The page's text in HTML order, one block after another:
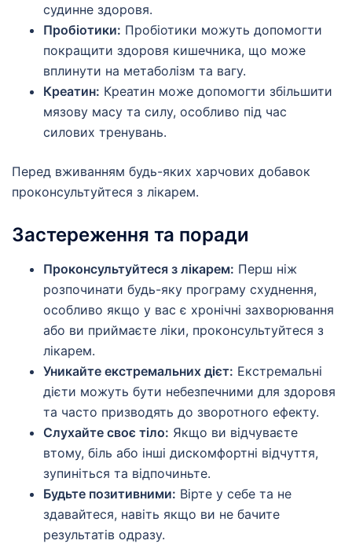
судинне здоровя.
Пробіотики: Пробіотики можуть допомогти
покращити здоровя кишечника, що може
вплинути на метаболізм та вагу.
Креатин: Креатин може допомогти збільшити
мязову масу та силу, особливо під час
силових тренувань.
Перед вживанням будь-яких харчових добавок
проконсультуйтеся з лікарем.
Застереження та поради
Проконсультуйтеся з лікарем: Перш ніж
розпочинати будь-яку програму схуднення,
особливо якщо у вас є хронічні захворювання
або ви приймаєте ліки, проконсультуйтеся з
лікарем.
Уникайте екстремальних дієт: Екстремальні
дієти можуть бути небезпечними для здоровя
та часто призводять до зворотного ефекту.
Слухайте своє тіло: Якщо ви відчуваєте
втому, біль або інші дискомфортні відчуття,
зупиніться та відпочиньте.
Будьте позитивними: Вірте у себе та не
здавайтеся, навіть якщо ви не бачите
результатів одразу.